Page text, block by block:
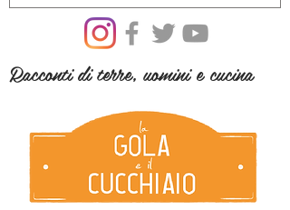
Racconti di terre, uomini e cucina